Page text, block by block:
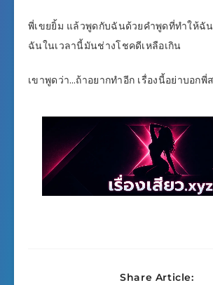
พี่เขยยิ้ม แล้วพูดกับฉันด้วยคำพูดที่ทำให้ฉั
ฉันในเวลานี้มันช่างโชคดีเหลือเกิน
เขาพูดว่า…ถ้าอยากทำอีก เรื่องนี้อย่าบอกพี่
Share Article: